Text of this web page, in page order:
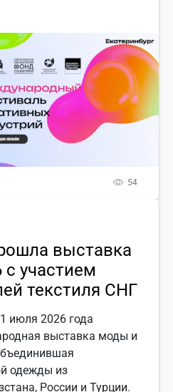
54
выставка
с участием
текстиля СНГ
июля 2026 года
выставка моды и
одежды из
России и Турции.